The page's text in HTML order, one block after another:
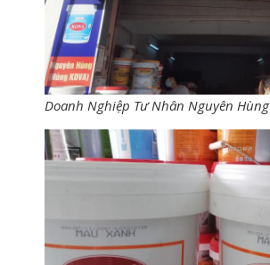
Doanh Nghiệp Tư Nhân Nguyên Hùng